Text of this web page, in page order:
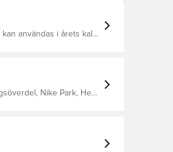
användas i årets kalla
Nike Park, Herr,